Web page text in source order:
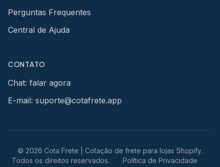
Perguntas Frequentes
Central de Ajuda
CONTATO
Chat: falar agora
E-mail: suporte@cotafrete.app
© 2026 Cota Frete | Cotação de frete para lojas Shopify.
Todos os direitos reservados.
· Política de Privacidade
·